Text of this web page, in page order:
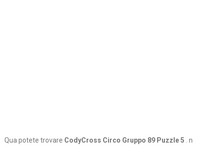
Qua potete trovare CodyCross Circo Gruppo 89 Puzzle 5 . n